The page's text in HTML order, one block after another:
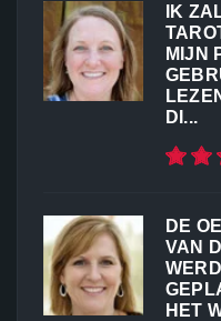
IK
MIJN
DI...
DE
VAN
HET